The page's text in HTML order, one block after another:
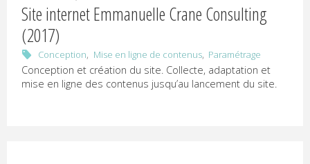
Site internet Emmanuelle Crane Consulting
(2017)
Conception, Mise en ligne de contenus, Paramétrage
Conception et création du site. Collecte, adaptation et
mise en ligne des contenus jusqu’au lancement du site.